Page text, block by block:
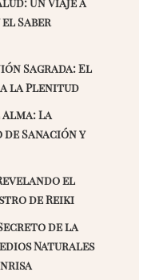
Saber
Sagrada: El
la Plenitud
La
Sanación y
el
de Reiki
de la
Naturales